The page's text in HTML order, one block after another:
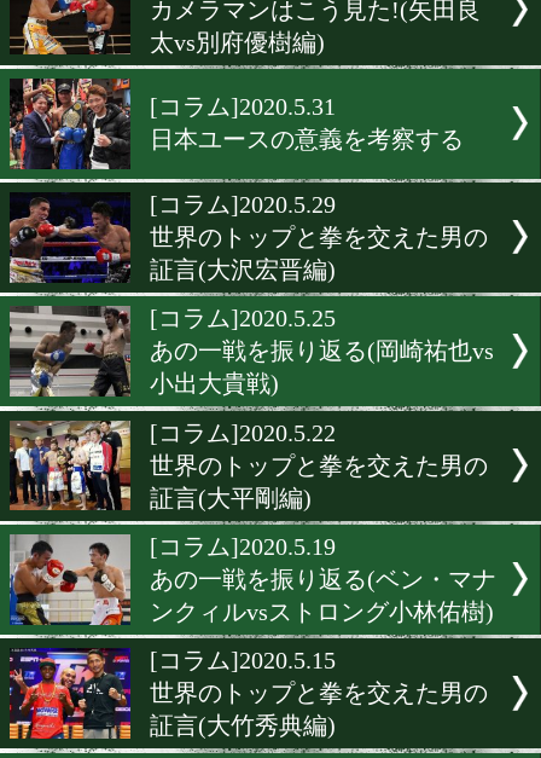
外国人選手の活躍を検証す
[コラム]2020.6.9
カメラマンはこう見た!(内
大叶vs小野晃輝編)
[コラム]2020.6.5
世界のトップと拳を交えた
証言(佐藤洋太編)
[コラム]2020.6.2
カメラマンはこう見た!(矢
太vs別府優樹編)
[コラム]2020.5.31
日本ユースの意義を考察す
[コラム]2020.5.29
世界のトップと拳を交えた
証言(大沢宏晋編)